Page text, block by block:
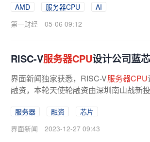
AMD 服务器CPU
AI
第一财经
05-06 09:12
RISC-V服务器CPU设计公司蓝
界面新闻独家获悉，RISC-V服务器CPU
融资，本轮天使轮融资由深圳南山战新
服务器 融资
芯片
界面新闻
2023-12-27 09:43